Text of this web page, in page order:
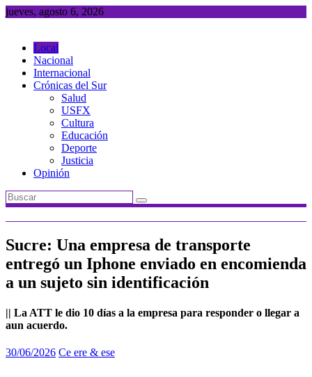
Saltar
jueves, agosto 6, 2026
Local
Nacional
Internacional
Crónicas del Sur
Salud
USFX
Cultura
Educación
Deporte
Justicia
Opinión
Sucre: Una empresa de transporte
entregó un Iphone enviado en encomienda
a un sujeto sin identificación
|| La ATT le dio 10 días a la empresa para responder o llegar a
aun acuerdo.
30/06/2026 Ce ere & ese